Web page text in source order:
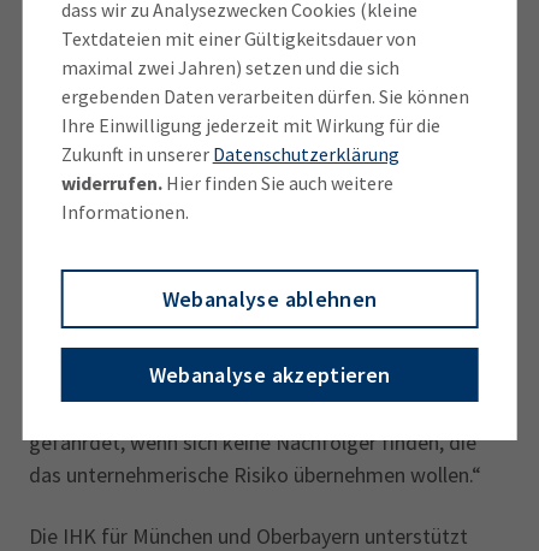
dass wir zu Analysezwecken Cookies (kleine
Textdateien mit einer Gültigkeitsdauer von
maximal zwei Jahren) setzen und die sich
ergebenden Daten verarbeiten dürfen. Sie können
Ihre Einwilligung jederzeit mit Wirkung für die
Zukunft in unserer Datenschutzerklärung
widerrufen.Hier finden Sie auch weitere
Informationen.
Webanalyse ablehnen
Webanalyse akzeptieren
E-Government für die schnellere Erledigung
notwendiger Behördengänge. Zudem müssen
finanzielle Förderungen wie das KfW-Startgeld
passgenauer und einfacher zugänglich gestaltet
werden. Start-Ups brauchen außerdem viel bessere
Rahmen­bedingungen bei der steuerlichen
Behandlung von Beteiligungskapital.“ Der
Rolle von Existenzgründern für die Wirtschaft
insgesamt: „Start-Ups und neue Unternehmen
stehen für Innovation und Dynamik. Sie legen das
Fundament für zukünftige wirtschaftliche Erfolge.
Auch alteingesessene Betriebe sind im Bestand
gefährdet, wenn sich keine Nachfolger finden, die
das unternehmerische Risiko übernehmen wollen.“
Die IHK für München und Oberbayern unterstützt